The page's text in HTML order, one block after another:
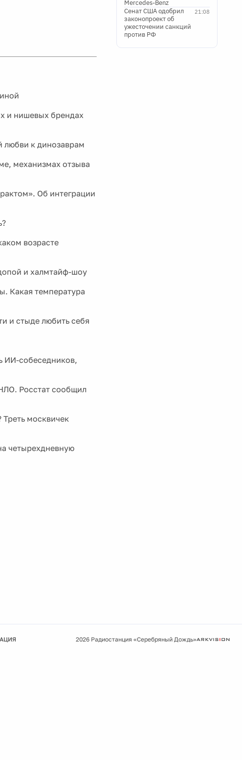
и нишевых брендах
любви к динозаврам
механизмах отзыва
Об интеграции
возрасте
и халмтайф-шоу
Какая температура
и стыде любить себя
ИИ-собеседников,
Росстат сообщил
москвичек
четырехдневную
Mercedes-Benz
21:08
Сенат США одобрил
законопроект об
ужесточении санкций
против РФ
2026 Радиостанция «Серебряный Дождь»